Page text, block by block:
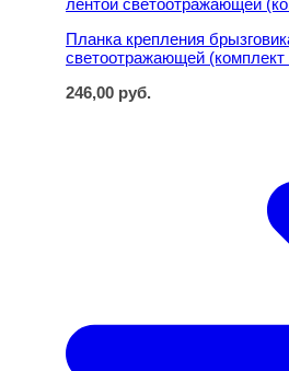
Планка крепления
светоотражающей (комплект
246,00 руб.